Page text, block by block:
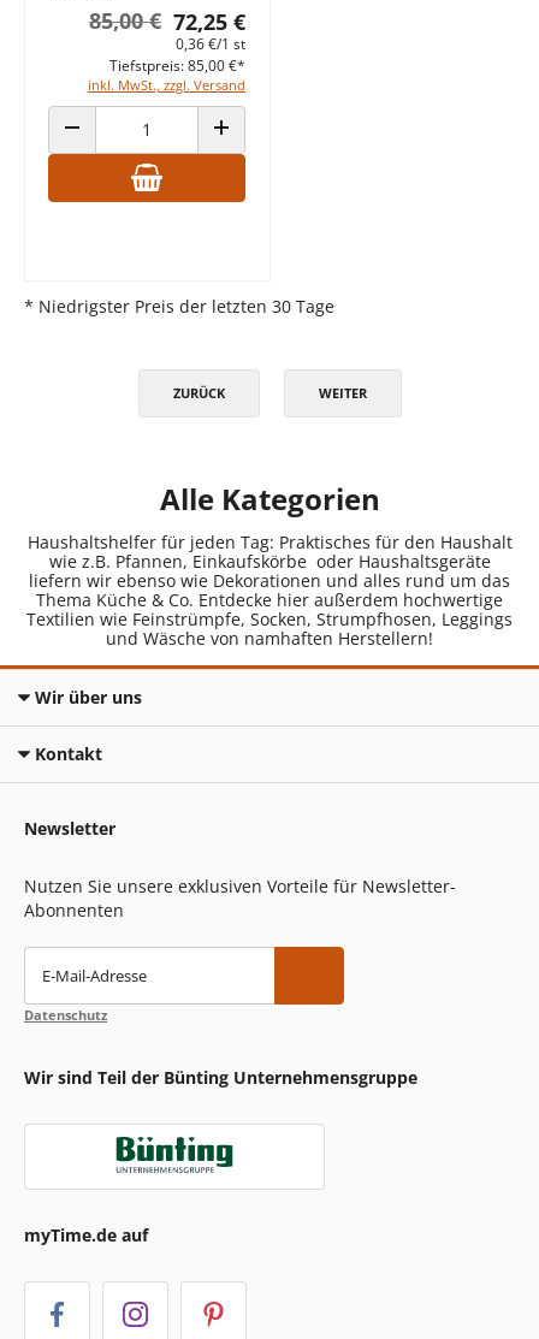
72,25 €
85,00 €
0,36 €/1 st
inkl. MwSt., zzgl. Versand
Tiefstpreis: 85,00 €*
ANZAHL VERRINGERN ANZAHL ERHÖHEN
* Niedrigster Preis der letzten 30 Tage
ZURÜCK WEITER
Alle Kategorien
Haushaltshelfer für jeden Tag: Praktisches für den Haushalt
wie z.B. Pfannen, Einkaufskörbe oder Haushaltsgeräte
liefern wir ebenso wie Dekorationen und alles rund um das
Thema Küche & Co. Entdecke hier außerdem hochwertige
Textilien wie Feinstrümpfe, Socken, Strumpfhosen, Leggings
und Wäsche von namhaften Herstellern!
Wir über uns
Kontakt
Newsletter
Nutzen Sie unsere exklusiven Vorteile für Newsletter-
Abonnenten
E-Mail-Adresse
Datenschutz
Wir sind Teil der Bünting Unternehmensgruppe
myTime.de auf